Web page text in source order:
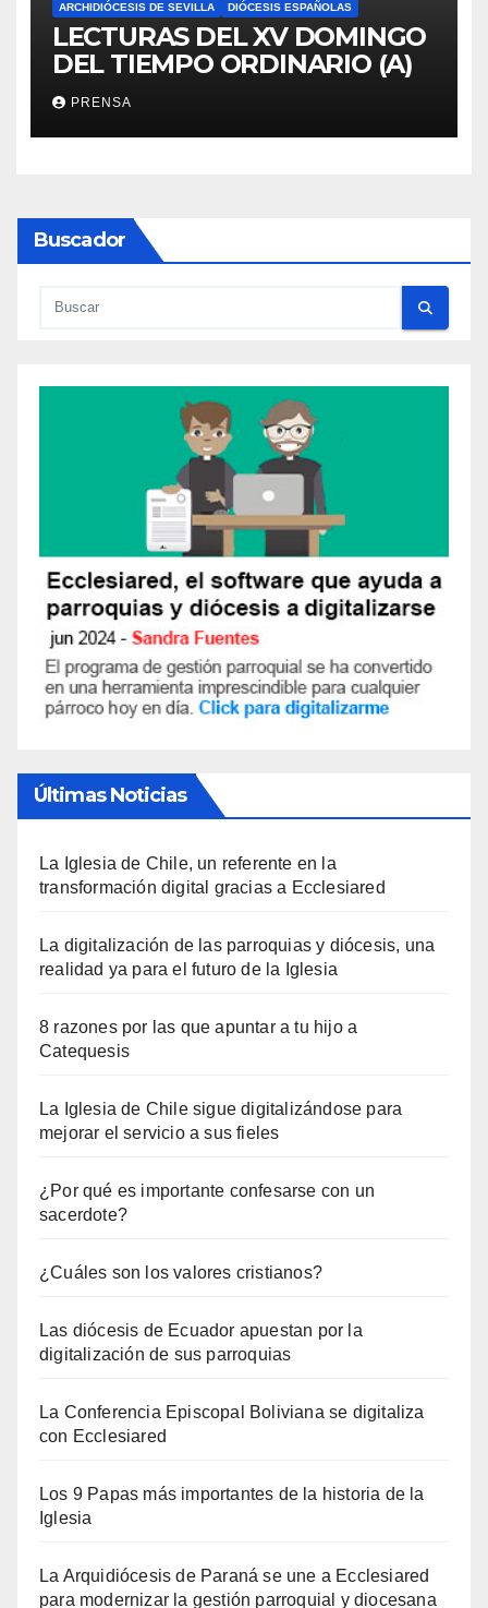
ARCHIDIÓCESIS DE SEVILLA DIÓCESIS ESPAÑOLAS
LECTURAS DEL XV DOMINGO
DEL TIEMPO ORDINARIO (A)
PRENSA
Buscador
Últimas Noticias
La Iglesia de Chile, un referente en la
transformación digital gracias a Ecclesiared
La digitalización de las parroquias y diócesis, una
realidad ya para el futuro de la Iglesia
8 razones por las que apuntar a tu hijo a
Catequesis
La Iglesia de Chile sigue digitalizándose para
mejorar el servicio a sus fieles
¿Por qué es importante confesarse con un
sacerdote?
¿Cuáles son los valores cristianos?
Las diócesis de Ecuador apuestan por la
digitalización de sus parroquias
La Conferencia Episcopal Boliviana se digitaliza
con Ecclesiared
Los 9 Papas más importantes de la historia de la
Iglesia
La Arquidiócesis de Paraná se une a Ecclesiared
para modernizar la gestión parroquial y diocesana